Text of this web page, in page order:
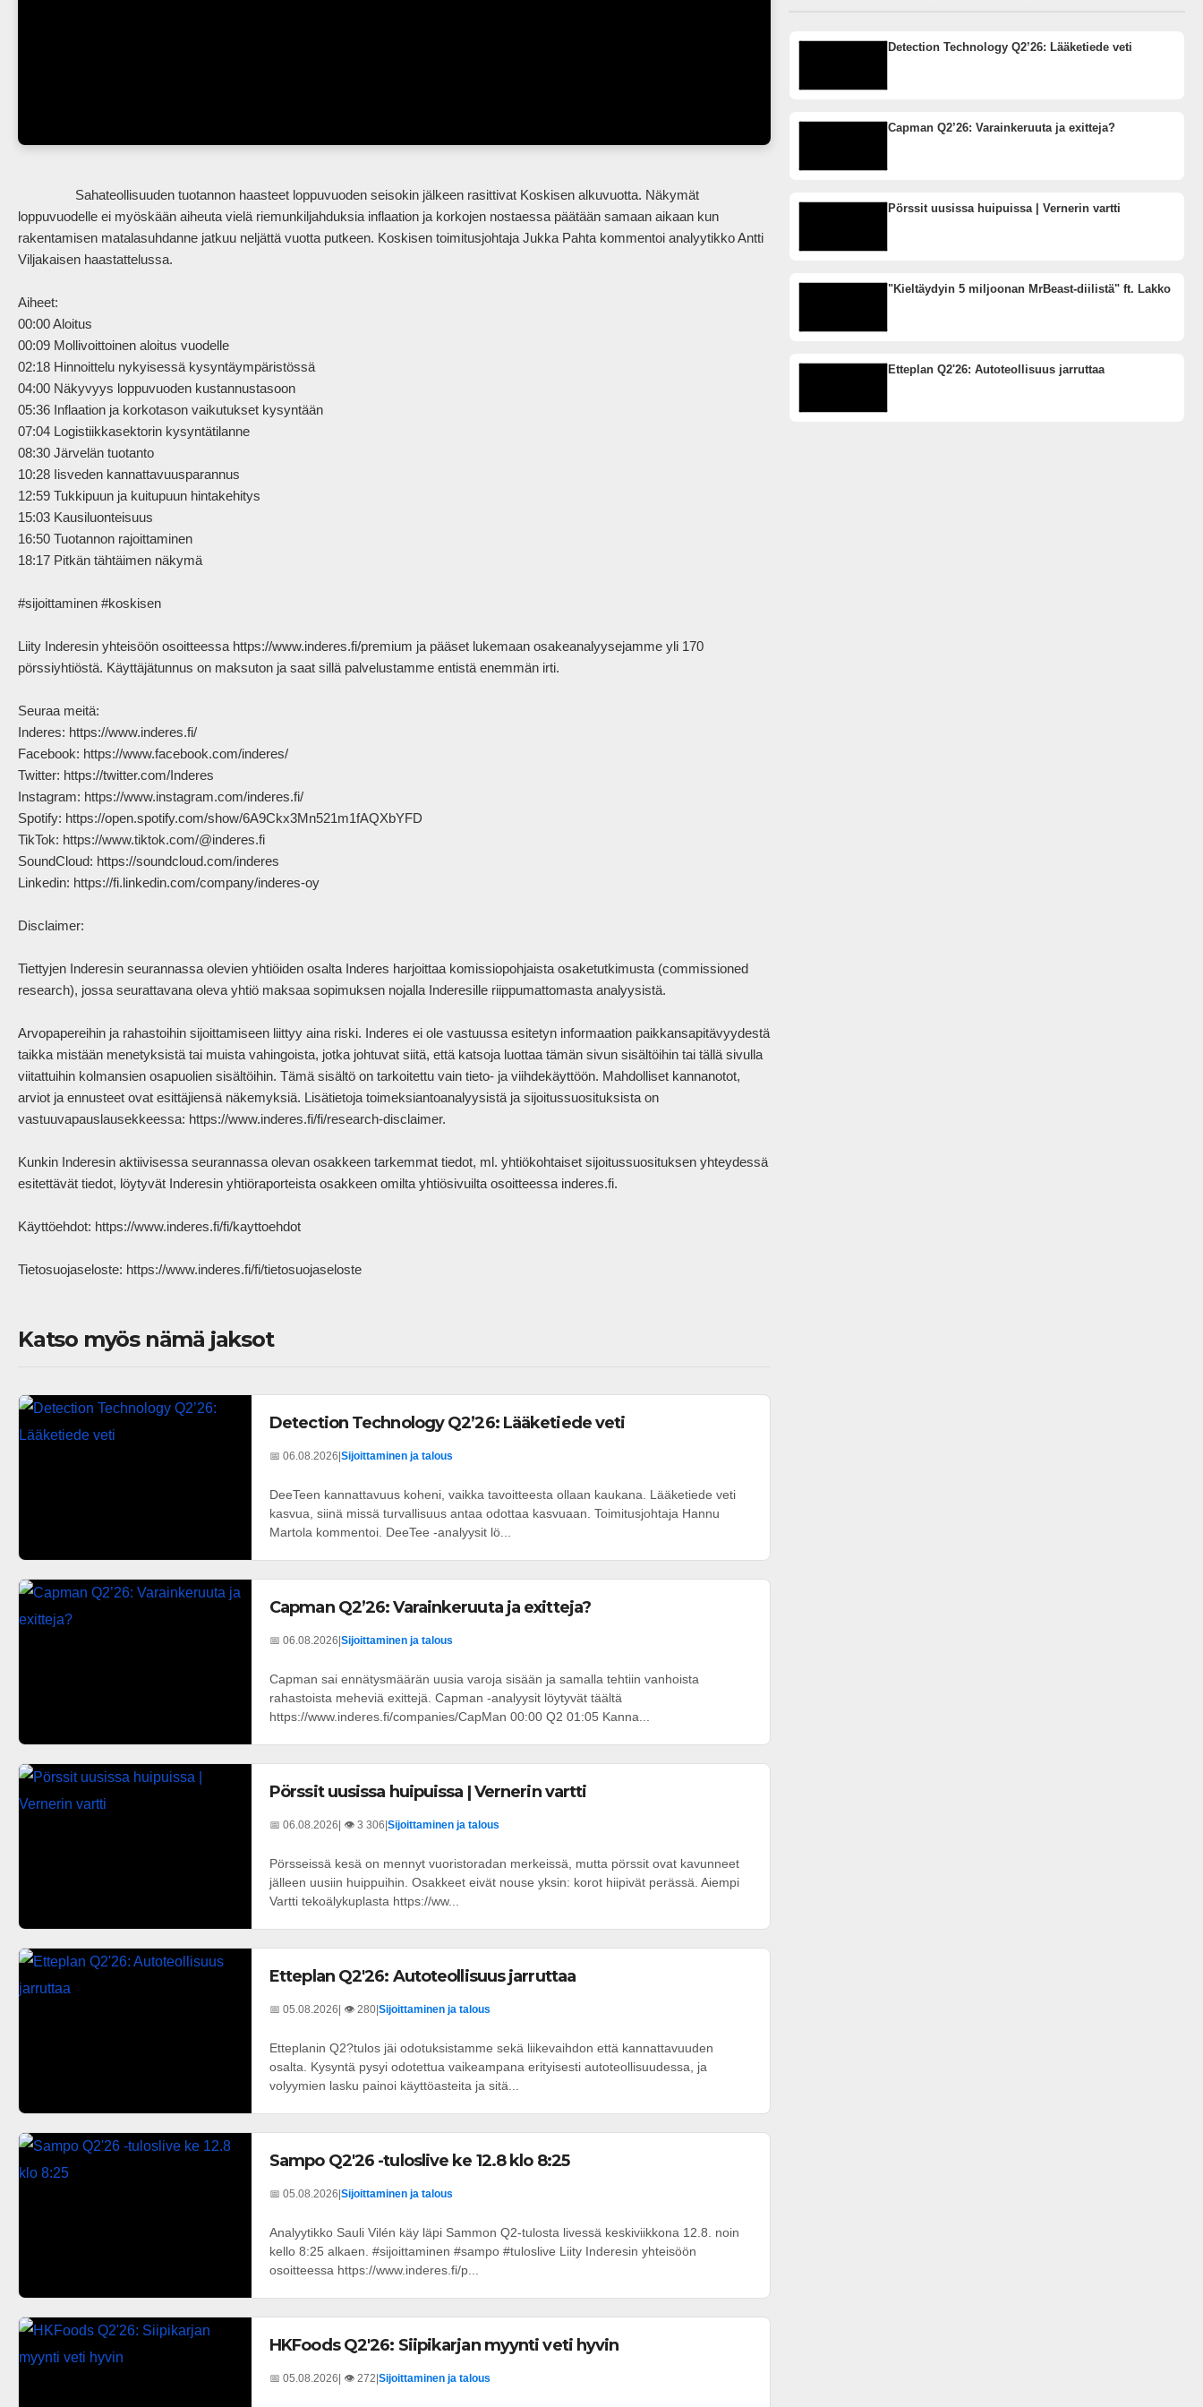
loppuvuodelle ei myöskään aiheuta vielä riemunkiljahduksia inflaation ja korkojen nostaessa päätään samaan aikaan kun
rakentamisen matalasuhdanne jatkuu neljättä vuotta putkeen. Koskisen toimitusjohtaja Jukka Pahta kommentoi analyytikko Antti
Viljakaisen haastattelussa.
Aiheet:
00:00 Aloitus
00:09 Mollivoittoinen aloitus vuodelle
02:18 Hinnoittelu nykyisessä kysyntäympäristössä
04:00 Näkyvyys loppuvuoden kustannustasoon
05:36 Inflaation ja korkotason vaikutukset kysyntään
07:04 Logistiikkasektorin kysyntätilanne
08:30 Järvelän tuotanto
10:28 Iisveden kannattavuusparannus
12:59 Tukkipuun ja kuitupuun hintakehitys
15:03 Kausiluonteisuus
16:50 Tuotannon rajoittaminen
18:17 Pitkän tähtäimen näkymä
#sijoittaminen #koskisen
Liity Inderesin yhteisöön osoitteessa https://www.inderes.fi/premium ja pääset lukemaan osakeanalyysejamme yli 170
pörssiyhtiöstä. Käyttäjätunnus on maksuton ja saat sillä palvelustamme entistä enemmän irti.
Seuraa meitä:
Inderes: https://www.inderes.fi/
Facebook: https://www.facebook.com/inderes/
Twitter: https://twitter.com/Inderes
Instagram: https://www.instagram.com/inderes.fi/
Spotify: https://open.spotify.com/show/6A9Ckx3Mn521m1fAQXbYFD
TikTok: https://www.tiktok.com/@inderes.fi
SoundCloud: https://soundcloud.com/inderes
Linkedin: https://fi.linkedin.com/company/inderes-oy
Disclaimer:
Tiettyjen Inderesin seurannassa olevien yhtiöiden osalta Inderes harjoittaa komissiopohjaista osaketutkimusta (commissioned
research), jossa seurattavana oleva yhtiö maksaa sopimuksen nojalla Inderesille riippumattomasta analyysistä.
Arvopapereihin ja rahastoihin sijoittamiseen liittyy aina riski. Inderes ei ole vastuussa esitetyn informaation paikkansapitävyydestä
taikka mistään menetyksistä tai muista vahingoista, jotka johtuvat siitä, että katsoja luottaa tämän sivun sisältöihin tai tällä sivulla
viitattuihin kolmansien osapuolien sisältöihin. Tämä sisältö on tarkoitettu vain tieto- ja viihdekäyttöön. Mahdolliset kannanotot,
arviot ja ennusteet ovat esittäjiensä näkemyksiä. Lisätietoja toimeksiantoanalyysistä ja sijoitussuosituksista on
vastuuvapauslausekkeessa: https://www.inderes.fi/fi/research-disclaimer.
Kunkin Inderesin aktiivisessa seurannassa olevan osakkeen tarkemmat tiedot, ml. yhtiökohtaiset sijoitussuosituksen yhteydessä
esitettävät tiedot, löytyvät Inderesin yhtiöraporteista osakkeen omilta yhtiösivuilta osoitteessa inderes.fi.
Käyttöehdot: https://www.inderes.fi/fi/kayttoehdot
Tietosuojaseloste: https://www.inderes.fi/fi/tietosuojaseloste
Katso myös nämä jaksot
Detection Technology Q2’26: Lääketiede veti
📅 06.08.2026 Sijoittaminen ja talous
DeeTeen kannattavuus koheni, vaikka tavoitteesta ollaan kaukana. Lääketiede veti
kasvua, siinä missä turvallisuus antaa odottaa kasvuaan. Toimitusjohtaja Hannu
Martola kommentoi. DeeTee -analyysit lö...
Capman Q2’26: Varainkeruuta ja exitteja?
📅 06.08.2026 Sijoittaminen ja talous
Capman sai ennätysmäärän uusia varoja sisään ja samalla tehtiin vanhoista
rahastoista meheviä exittejä. Capman -analyysit löytyvät täältä
https://www.inderes.fi/companies/CapMan 00:00 Q2 01:05 Kanna...
Pörssit uusissa huipuissa | Vernerin vartti
📅 06.08.2026 | 👁️ 3 306 Sijoittaminen ja talous
Pörsseissä kesä on mennyt vuoristoradan merkeissä, mutta pörssit ovat kavunneet
jälleen uusiin huippuihin. Osakkeet eivät nouse yksin: korot hiipivät perässä. Aiempi
Vartti tekoälykuplasta https://ww...
Etteplan Q2'26: Autoteollisuus jarruttaa
📅 05.08.2026 | 👁️ 280 Sijoittaminen ja talous
Etteplanin Q2?tulos jäi odotuksistamme sekä liikevaihdon että kannattavuuden
osalta. Kysyntä pysyi odotettua vaikeampana erityisesti autoteollisuudessa, ja
volyymien lasku painoi käyttöasteita ja sitä...
Sampo Q2'26 -tuloslive ke 12.8 klo 8:25
📅 05.08.2026 Sijoittaminen ja talous
Analyytikko Sauli Vilén käy läpi Sammon Q2-tulosta livessä keskiviikkona 12.8. noin
kello 8:25 alkaen. #sijoittaminen #sampo #tuloslive Liity Inderesin yhteisöön
osoitteessa https://www.inderes.fi/p...
HKFoods Q2'26: Siipikarjan myynti veti hyvin
📅 05.08.2026 | 👁️ 272 Sijoittaminen ja talous
Detection Technology Q2’26: Lääketiede veti
Capman Q2’26: Varainkeruuta ja exitteja?
Pörssit uusissa huipuissa | Vernerin vartti
"Kieltäydyin 5 miljoonan MrBeast-diilistä" ft. Lakko
Etteplan Q2'26: Autoteollisuus jarruttaa